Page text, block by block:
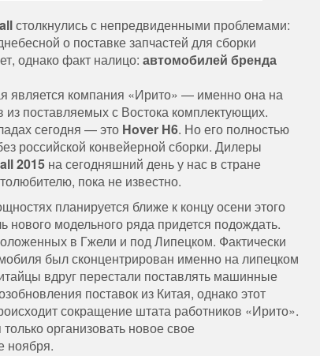
столкнулись с непредвиденными проблемами:
о поставке запчастей для сборки
однако факт налицо: автомобилей бренда
является компания «Ирито» — именно она на
из поставляемых с Востока комплектующих.
сегодня — это Hover H6. Но его полностью
российской конвейерной сборки. Дилеры
2015 на сегодняшний день у нас в стране
пока не известно.
планируется ближе к концу осени этого
модельного ряда придется подождать.
в Гжели и под Липецком. Фактически
был сконцентрирован именно на липецком
вдруг перестали поставлять машинные
поставок из Китая, однако этот
сокращение штата работников «Ирито».
организовать новое свое
ноября.